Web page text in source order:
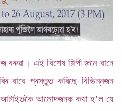
বৰুৱা। এই বিশেষ শিল্পী জনে বানে
বাবে প্ৰস্তুত কৰিছে বিভিন্নজন
আটাইতকৈ আমোদজনক কথা হ’ল যে